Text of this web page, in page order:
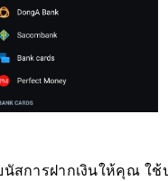
นัสการฝากเงินให้คุณ ใช้